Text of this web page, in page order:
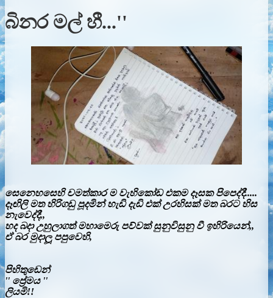
බිනර මල් හී...''
සෙනෙහසෙහි චමත්කාර ම වැහිකෝඩ එකම දෑසක පිපෙද්දී.....
දෑඟිලි මත හිරිගඩු පූදමින් හැඩි දැඩි එක් උරහිසක් මත බරට හිස
නැවෙද්දී,,
හද බදා උහුලාගත් මහාමෙරු පව්වක් සුනුවිසුනු වී ඉහිරියෙන්,,
ඒ බර මුදාලූ පපුවෙහි,
පිහිතුඩෙන්
'' ප්‍රේමය ''
ලියමි!!